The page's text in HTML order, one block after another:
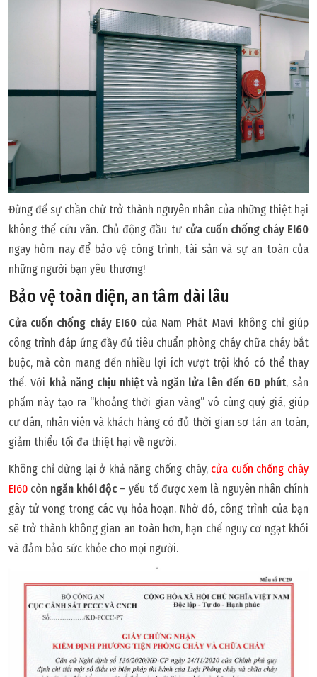
Đừng để sự chần chừ trở thành nguyên nhân của những thiệt hại
không thể cứu vãn. Chủ động đầu tư cửa cuốn chống cháy EI60
ngay hôm nay để bảo vệ công trình, tài sản và sự an toàn của
những người bạn yêu thương!
Bảo vệ toàn diện, an tâm dài lâu
Cửa cuốn chống cháy EI60của Nam Phát Mavi không chỉ giúp
công trình đáp ứng đầy đủ tiêu chuẩn phòng cháy chữa cháy bắt
buộc, mà còn mang đến nhiều lợi ích vượt trội khó có thể thay
thế. Với khả năng chịu nhiệt và ngăn lửa lên đến 60 phút, sản
phẩm này tạo ra “khoảng thời gian vàng” vô cùng quý giá, giúp
cư dân, nhân viên và khách hàng có đủ thời gian sơ tán an toàn,
giảm thiểu tối đa thiệt hại về người.
Không chỉ dừng lại ở khả năng chống cháy, cửa cuốn chống cháy
EI60 còn ngăn khói độc– yếu tố được xem là nguyên nhân chính
gây tử vong trong các vụ hỏa hoạn. Nhờ đó, công trình của bạn
sẽ trở thành không gian an toàn hơn, hạn chế nguy cơ ngạt khói
và đảm bảo sức khỏe cho mọi người.